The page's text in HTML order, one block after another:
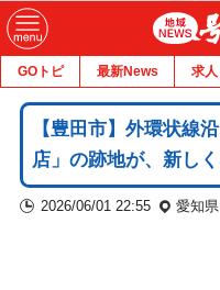
GOトピ 最新News 求人
【豊田市】外環状線
店」の跡地が、新しく
2026/06/01 22:55 愛知県